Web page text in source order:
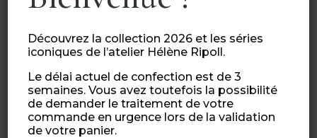
Découvrez la collection 2026 et les séries
iconiques de l’atelier Hélène Ripoll.
Le délai actuel de confection est de 3
semaines. Vous avez toutefois la possibilité
de demander le traitement de votre
commande en urgence lors de la validation
de votre panier.